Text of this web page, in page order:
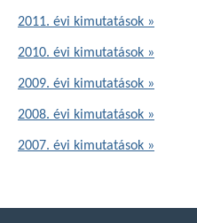
2011. évi kimutatások »
2010. évi kimutatások »
2009. évi kimutatások »
2008. évi kimutatások »
2007. évi kimutatások »